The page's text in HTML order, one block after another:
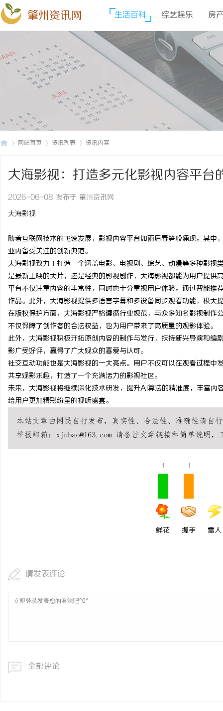
肇州资讯网 生活百科 综艺娱乐 房
网站首页 资讯列表 资讯内容
大海影视：打造多元化影视内容平台
2026-06-08 发布于 肇州资讯网
大海影视
随着互联网技术的飞速发展，影视内容平台如雨后春笋般涌现。其
业内备受关注的创新典范。
大海影视致力于打造一个涵盖电影、电视剧、综艺、动漫等多种影
是最新上映的大片，还是经典的影视剧作，大海影视都能为用户提供
平台不仅注重内容的丰富性，同时也十分重视用户体验。通过智能
作品。此外，大海影视提供多语言字幕和多设备同步观看功能，极大
在版权保护方面，大海影视严格遵循行业规范，与众多知名影视制
不仅保障了创作者的合法权益，也为用户带来了高质量的观影体验。
此外，大海影视积极开拓原创内容的制作与发行，扶持新兴导演和
影广受好评，赢得了广大观众的喜爱与认可。
社交互动功能也是大海影视的一大亮点。用户不仅可以在观看过程
共享观影乐趣，打造了一个充满活力的影视社区。
未来，大海影视将继续深化技术研发，提升AI算法的精准度，丰富
给用户更加精彩纷呈的视听盛宴。
1
鲜花
1
握手 雷人
请发表评论
全部评论